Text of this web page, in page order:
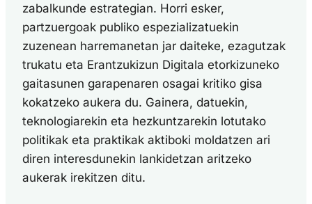
zabalkunde estrategian. Horri esker,
partzuergoak publiko espezializatuekin
zuzenean harremanetan jar daiteke, ezagutzak
trukatu eta Erantzukizun Digitala etorkizuneko
gaitasunen garapenaren osagai kritiko gisa
kokatzeko aukera du. Gainera, datuekin,
teknologiarekin eta hezkuntzarekin lotutako
politikak eta praktikak aktiboki moldatzen ari
diren interesdunekin lankidetzan aritzeko
aukerak irekitzen ditu.